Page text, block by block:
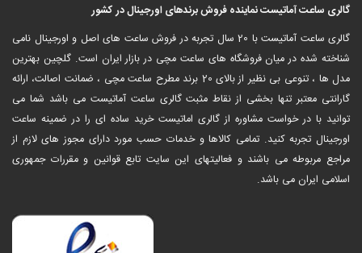
گالری ساعت آماتیست نماینده فروش برندهای اورجینال در کشور
‎گالری ساعت آماتیست با 20 سال تجربه در فروش ساعت های اصل و اورجینال نامی
شناخته شده در میان فروشگاه های ساعت مچی در بازار ایران است. گلچین بهترین
مدل ها ، تنوعی بی نظیر از بالای 20 برند مطرح ساعت مچی ، ضمانت اصالت، ارائه
گارانتی معتبر تنها بخشی از نقاط مثبت گالری ساعت آماتیست می باشد شما می
توانید با در خواست مشاوره از گالری اماتیست خرید ساده ای را در ضمینه ساعت
اورجینال تجربه کنید. تمامی کالاها و خدمات حسب مورد دارای مجوز های لازم از
مراجع مربوطه می باشند و فعالیتهای این سایت تابع قوانین و مقررات جمهوری
اسلامی ایران می باشد.